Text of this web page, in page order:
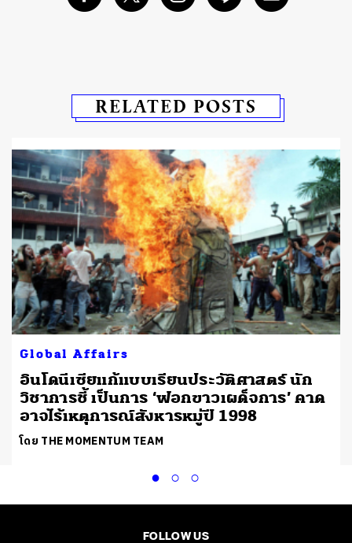
RELATED POSTS
Global Affairs
อินโดนีเซียแก้แบบเรียนประวัติศาสตร์ นัก
วิชาการชี้ เป็นการ ‘ฟอกขาวเผด็จการ’ คาด
อาจไร้เหตุการณ์สังหารหมู่ปี 1998
โดย THE MOMENTUM TEAM
FOLLOW US